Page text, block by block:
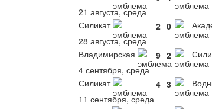
21 августа, среда
Силикат
2 0
28 августа, среда
Владимирская
9 2
4 сентября, среда
Силикат
4 3
11 сентября, среда